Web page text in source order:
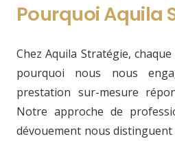
Pourquoi Aquila
Chez Aquila Stratégie,
pourquoi nous nous
prestation sur-mesure
Notre approche de
dévouement nous distinguent